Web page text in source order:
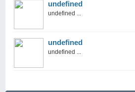
undefined
undefined ...
undefined
undefined ...